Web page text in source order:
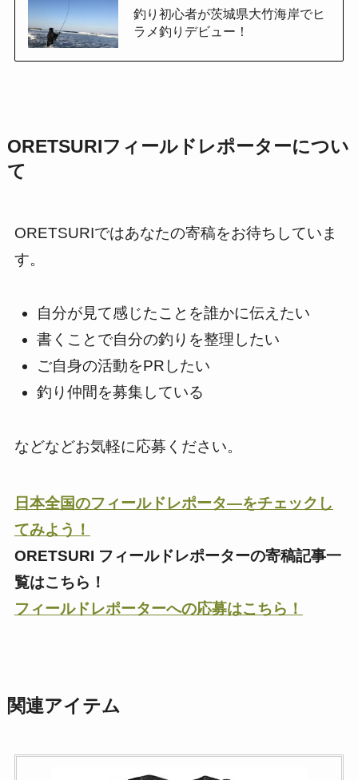
釣り初心者が茨城県大竹海岸でヒ
ラメ釣りデビュー！
ORETSURIフィールドレポーターについ
て
ORETSURIではあなたの寄稿をお待ちしていま
す。
自分が見て感じたことを誰かに伝えたい
書くことで自分の釣りを整理したい
ご自身の活動をPRしたい
釣り仲間を募集している
などなどお気軽に応募ください。
日本全国のフィールドレポータ―をチェックし
てみよう！
ORETSURI フィールドレポーターの寄稿記事一
覧はこちら！
フィールドレポーターへの応募はこちら！
関連アイテム